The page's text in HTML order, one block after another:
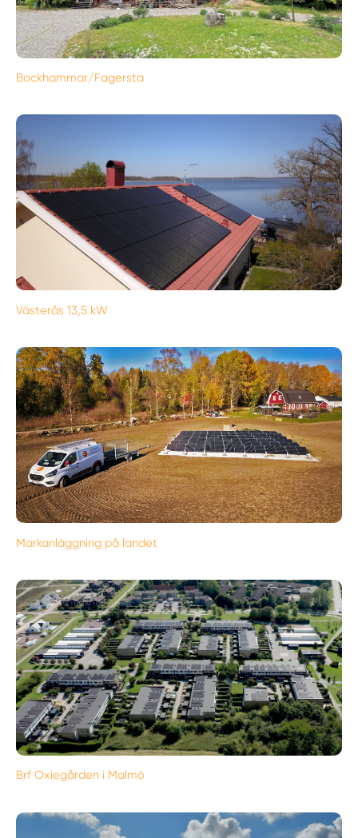
Bockhammar/Fagersta
Västerås 13,5 kW
Markanläggning på landet
Brf Oxiegården i Malmö